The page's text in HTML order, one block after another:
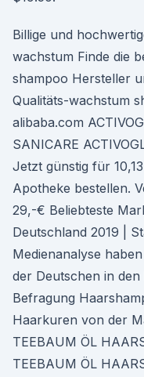
Billige und
wachstum Finde die
shampoo Hersteller
Qualitäts-wachstum
alibaba.com
SANICARE
Jetzt günstig für
Apotheke bestellen.
29,-€ Beliebteste
Deutschland 2019 |
Medienanalyse
der Deutschen in
Befragung
Haarkuren von der
TEEBAUM ÖL
TEEBAUM ÖL